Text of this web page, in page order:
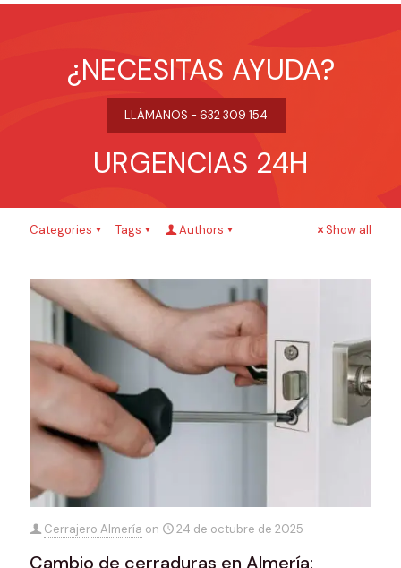
¿NECESITAS AYUDA?
LLÁMANOS - 632 309 154
URGENCIAS 24H
Categories Tags Authors Show all
Cerrajero Almería on 24 de octubre de 2025
Cambio de cerraduras en Almería: